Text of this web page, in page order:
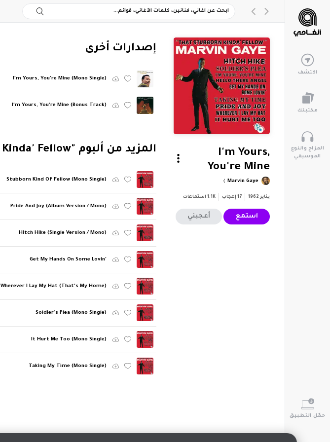
اكتشف
مكتبتك
المزاج والنوع
الموسيقي
حمّل التطبيق
I'm Yours,
You're Mine
Marvin Gaye
يناير 1962 17 إعجاب 1.1K استماعات
استمع أعجبني
‏إصدارات أخرى
I'm Yours, You're Mine (Mono Single)
I'm Yours, You're Mine (Bonus Track)
‏المزيد من ألبوم "That Stubborn Kinda' Fellow"
Stubborn Kind Of Fellow (Mono Single)
Pride And Joy (Album Version / Mono)
Hitch Hike (Single Version / Mono)
Get My Hands On Some Lovin'
Wherever I Lay My Hat (That's My Home)
Soldier's Plea (Mono Single)
It Hurt Me Too (Mono Single)
Taking My Time (Mono Single)